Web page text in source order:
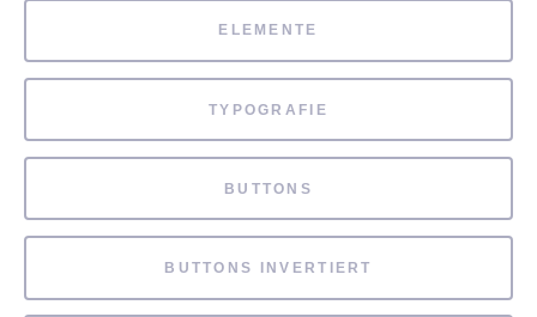
ELEMENTE
TYPOGRAFIE
BUTTONS
BUTTONS INVERTIERT